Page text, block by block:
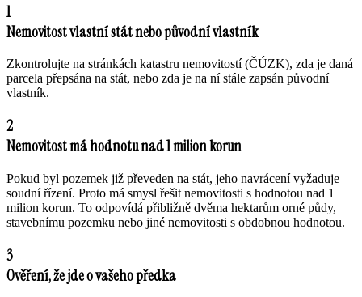
1
Nemovitost vlastní stát nebo původní vlastník
Zkontrolujte na stránkách katastru nemovitostí (ČÚZK), zda je daná
parcela přepsána na stát, nebo zda je na ní stále zapsán původní
vlastník.
2
Nemovitost má hodnotu nad 1 milion korun
Pokud byl pozemek již převeden na stát, jeho navrácení vyžaduje
soudní řízení. Proto má smysl řešit nemovitosti s hodnotou nad 1
milion korun. To odpovídá přibližně dvěma hektarům orné půdy,
stavebnímu pozemku nebo jiné nemovitosti s obdobnou hodnotou.
3
Ověření, že jde o vašeho předka